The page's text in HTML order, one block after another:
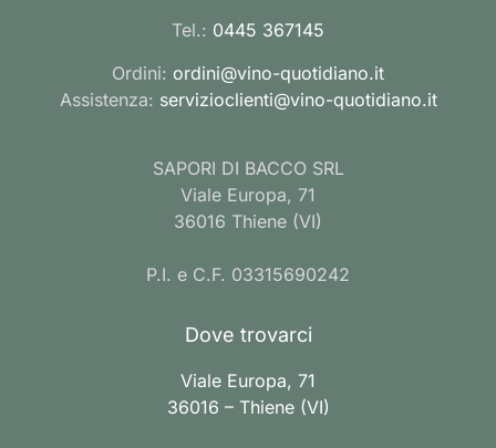
Tel.: 0445 367145
Ordini: ordini@vino-quotidiano.it
Assistenza: servizioclienti@vino-quotidiano.it
SAPORI DI BACCO SRL
Viale Europa, 71
36016 Thiene (VI)
P.I. e C.F. 03315690242
Dove trovarci
Viale Europa, 71
36016 – Thiene (VI)